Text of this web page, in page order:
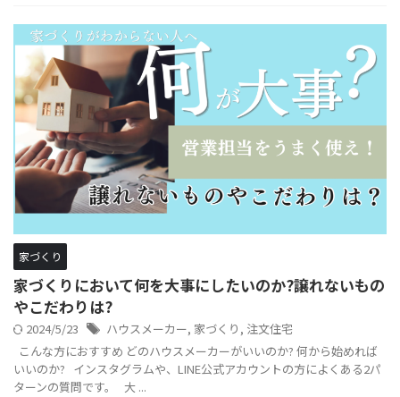
家づくり
家づくりにおいて何を大事にしたいのか?譲れないもの
やこだわりは?
2024/5/23 ハウスメーカー, 家づくり , 注文住宅
こんな方におすすめ どのハウスメーカーがいいのか? 何から始めれば
いいのか? インスタグラムや、LINE公式アカウントの方によくある2パ
ターンの質問です。 大 ...